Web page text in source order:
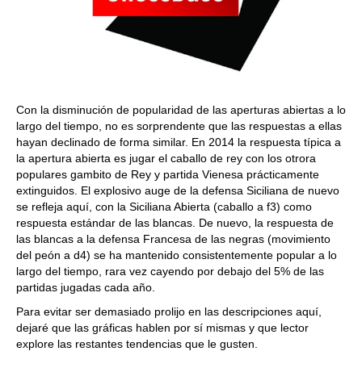
Con la disminución de popularidad de las aperturas abiertas a lo
largo del tiempo, no es sorprendente que las respuestas a ellas
hayan declinado de forma similar. En 2014 la respuesta típica a
la apertura abierta es jugar el caballo de rey con los otrora
populares gambito de Rey y partida Vienesa prácticamente
extinguidos. El explosivo auge de la defensa Siciliana de nuevo
se refleja aquí, con la Siciliana Abierta (caballo a f3) como
respuesta estándar de las blancas. De nuevo, la respuesta de
las blancas a la defensa Francesa de las negras (movimiento
del peón a d4) se ha mantenido consistentemente popular a lo
largo del tiempo, rara vez cayendo por debajo del 5% de las
partidas jugadas cada año.
Para evitar ser demasiado prolijo en las descripciones aquí,
dejaré que las gráficas hablen por sí mismas y que lector
explore las restantes tendencias que le gusten.